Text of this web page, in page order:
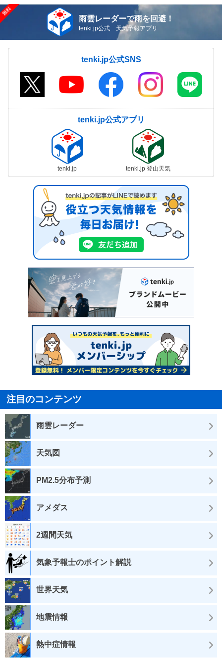
雨雲レーダーで雨を回避！
tenki.jp公式 天気予報アプリ
tenki.jp公式SNS
tenki.jp公式アプリ
tenki.jp tenki.jp 登山天気
注目のコンテンツ
雨雲レーダー
天気図
PM2.5分布予測
アメダス
2週間天気
気象予報士のポイント解説
世界天気
地震情報
熱中症情報